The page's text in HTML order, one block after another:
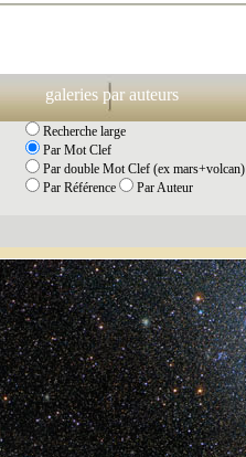
galeries par auteurs
Recherche large
Par Mot Clef
Par double Mot Clef (ex mars+volcan)
Par Référence
Par Auteur